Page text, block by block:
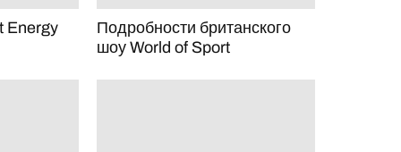
Energy
Подробности британского
шоу World of Sport